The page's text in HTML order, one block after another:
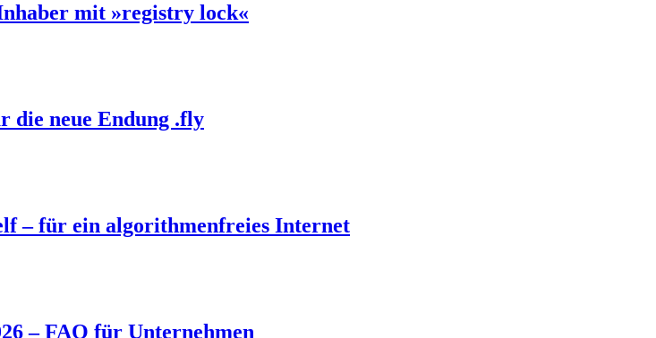
mit »registry lock«
die neue Endung .fly
– für ein algorithmenfreies Internet
– FAQ für Unternehmen